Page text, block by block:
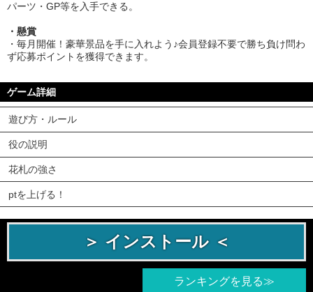
パーツ・GP等を入手できる。
・懸賞
・毎月開催！豪華景品を手に入れよう♪会員登録不要で勝ち負け問わ
ず応募ポイントを獲得できます。
ゲーム詳細
遊び方・ルール
役の説明
花札の強さ
ptを上げる！
＞ インストール ＜
ランキングを見る≫